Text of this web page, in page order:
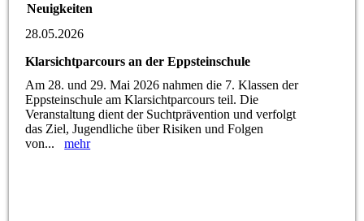
Neuigkeiten
28.05.2026
Klarsichtparcours an der Eppsteinschule
Am 28. und 29. Mai 2026 nahmen die 7. Klassen der
Eppsteinschule am Klarsichtparcours teil. Die
Veranstaltung dient der Suchtprävention und verfolgt
das Ziel, Jugendliche über Risiken und Folgen
von...mehr